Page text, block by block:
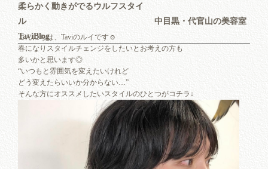
柔らかく動きがでるウルフスタイ
ル 中目黒・代官山の美容室
TaviBlog
こんにちは、Taviのルイです☺︎
春になりスタイルチェンジをしたいとお考えの方も
多いかと思います◎
“いつもと雰囲気を変えたいけれど
どう変えたらいいか分からない…”
そんな方にオススメしたいスタイルのひとつがコチラ↓